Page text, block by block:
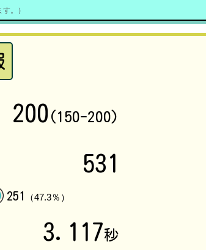
。）
200 (150-200)
531
251 （47.3％）
3.117秒